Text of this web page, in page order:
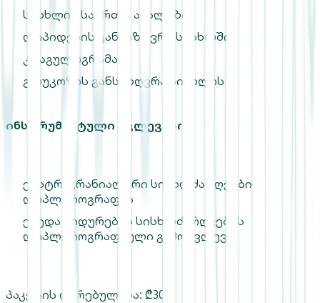
სისხლის საერთო ანალიზი
ლიპიდების განსაზღვრა სისხლში
კოაგულოგრამა
გლუკოზის განსაზღვრა სისხლის
ინსტრუმენტული კვლევები:
ექსტრაკრანიალური სისხლძარღვების
დოპლეროგრაფია
ქვედა კიდურების სისხლძარღვების
დოპლეროგრაფიული გამოკვლევა
პაკეტის ღირებულება: ₾305